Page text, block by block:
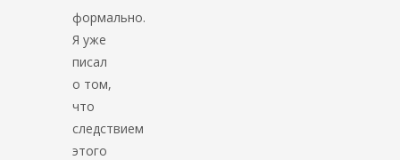
формально.
Я уже
писал
о том,
что
следствием
этого